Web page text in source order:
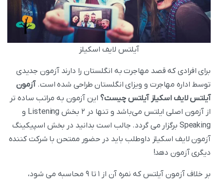
آیلتس لایف اسکیلز
برای افرادی که قصد مهاجرت به انگلستان را دارند آزمون جدیدی
توسط اداره مهاجرت و ویزای انگلستان طراحی شده است. آزمون
آیلتس لایف اسکیلز آیلتس چیست؟ این آزمون به مراتب ساده تر
از آزمون اصلی ایلتس می‌باشد و تنها در ۲ بخش Listening و
Speaking برگزار می‌ گردد. جالب است بدانید در بخش اسپیکینگ
آزمون لایف اسکیلز داوطلب باید در حضور ممتحن با شرکت کننده
دیگری آزمون دهد!
بر خلاف آزمون آیلتس که نمره آن از ۱ تا ۹ محاسبه می‌ شود،